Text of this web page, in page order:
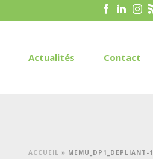
Actualités Contact
ACCUEIL » MEMU_DP1_DEPLIANT-1